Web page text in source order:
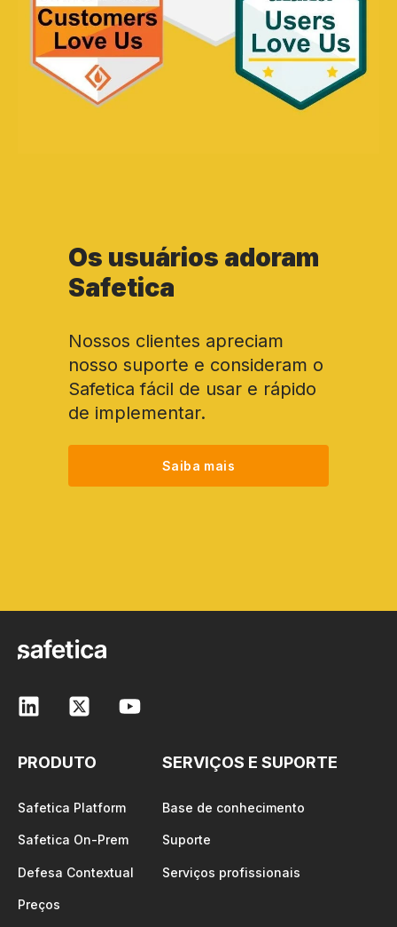
Os usuários adoram
Safetica
Nossos clientes apreciam
nosso suporte e consideram o
Safetica fácil de usar e rápido
de implementar.
Saiba mais
PRODUTO
Safetica Platform
Safetica On-Prem
Defesa Contextual
Preços
SERVIÇOS E SUPORTE
Base de conhecimento
Suporte
Serviços profissionais